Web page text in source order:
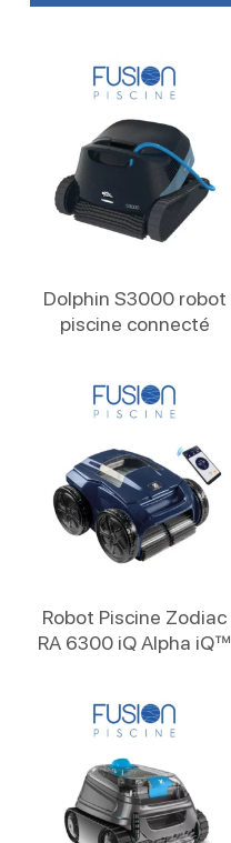
Dolphin S3000 robot
piscine connecté
Robot Piscine Zodiac
RA 6300 iQ Alpha iQ™